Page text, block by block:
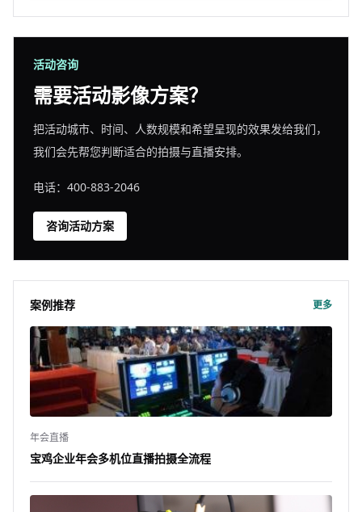
活动咨询
需要活动影像方案？
把活动城市、时间、人数规模和希望呈现的效果发给我们，
我们会先帮您判断适合的拍摄与直播安排。
电话：400-883-2046
咨询活动方案
案例推荐 更多
年会直播
宝鸡企业年会多机位直播拍摄全流程